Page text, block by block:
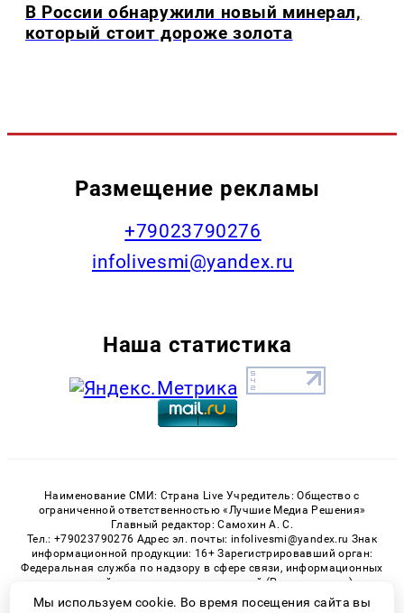
В России обнаружили новый минерал,
который стоит дороже золота
Размещение рекламы
+79023790276
infolivesmi@yandex.ru
Наша статистика
Наименование СМИ: Страна Live Учредитель: Общество с
ограниченной ответственностью «Лучшие Медиа Решения»
Главный редактор: Самохин А. С.
Тел.: +79023790276 Адрес эл. почты: infolivesmi@yandex.ru Знак
информационной продукции: 16+ Зарегистрировавший орган:
Федеральная служба по надзору в сфере связи, информационных
технологий и массовых коммуникаций (Роскомнадзор)
Регистрационный номер СМИ ЭЛ № ФС 77 - 82538 от 21.01.2022
Мы используем cookie. Во время посещения сайта вы